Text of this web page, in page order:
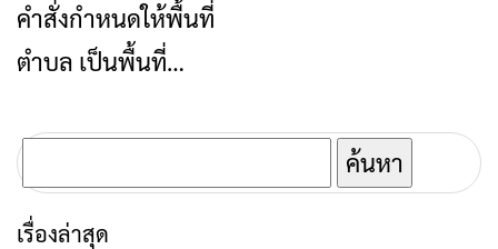
ไปทำงานในจังหวัดต่าง
ๆ
ข่าวเชียงราย
คำสั่งกำหนดให้พื้นที่
ตำบล เป็นพื้นที่
ค้นหา
สำหรับ:
เรื่องล่าสุด